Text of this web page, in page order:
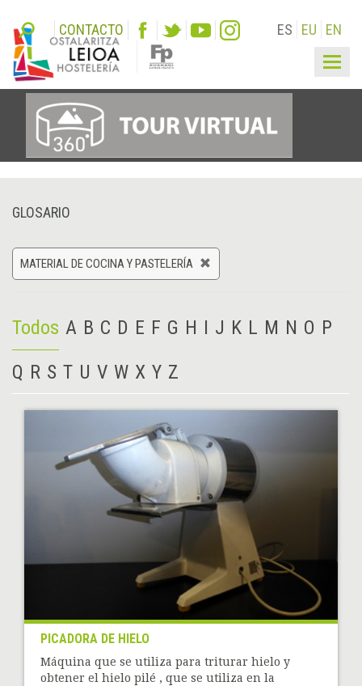
CONTACTO ES EU EN
GLOSARIO
MATERIAL DE COCINA Y PASTELERÍA
Todos A B C D E F G H I J K L M N O P
Q R S T U V W X Y Z
PICADORA DE HIELO
Máquina que se utiliza para triturar hielo y
obtener el hielo pilé , que se utiliza en la